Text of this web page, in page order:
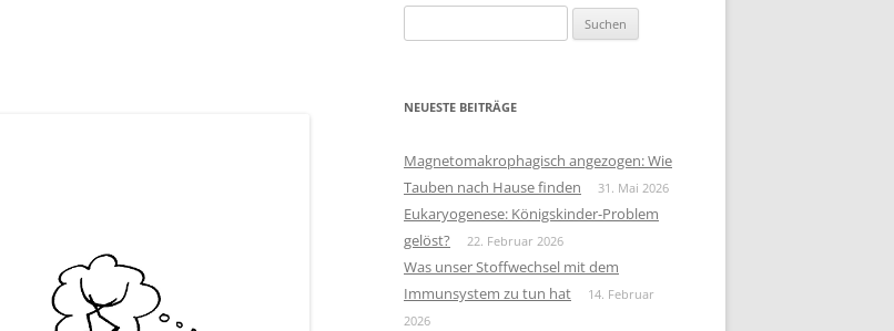
nach:
NEUESTE BEITRÄGE
Magnetomakrophagisch angezogen: Wie
Tauben nach Hause finden
31. Mai 2026
Eukaryogenese: Königskinder-Problem
gelöst?
22. Februar 2026
Was unser Stoffwechsel mit dem
Immunsystem zu tun hat
14. Februar
2026